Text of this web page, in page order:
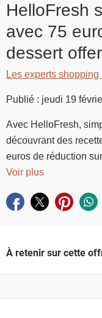
Téléchargez l'app Saveurs
Index des recettes
Guide d'achat
HelloFresh
avec 75
dessert
Les experts shopping
Publié : jeudi 19
Avec HelloFresh,
découvrant des
euros de réduction
offert à chaque
Voir plus
Partager sur facebook
Partager sur
Partager
À retenir sur cette